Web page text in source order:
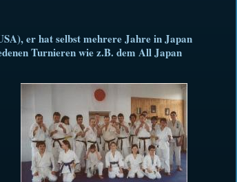
er hat selbst mehrere Jahre in Japan
Turnieren wie z.B. dem All Japan